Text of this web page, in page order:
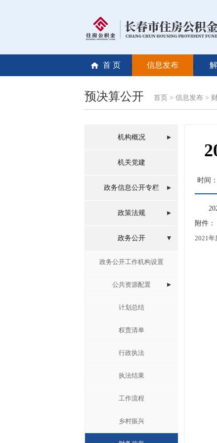
首 页 信息发布
预决算公开 首页 > 信息发布 >
机构概况
机关党建
政务信息公开专栏
政策法规
政务公开
政务公开工作机构设置
公共资源配置
计划总结
权责清单
行政执法
执法结果
工作流程
乡村振兴
时间
附件：
2021年